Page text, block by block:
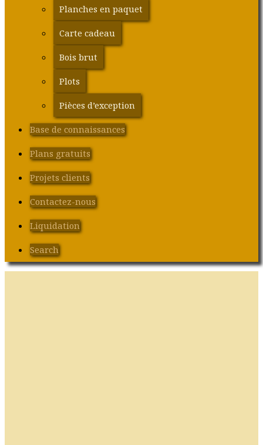
Planches en paquet
Carte cadeau
Bois brut
Plots
Pièces d’exception
Base de connaissances
Plans gratuits
Projets clients
Contactez-nous
Liquidation
Search